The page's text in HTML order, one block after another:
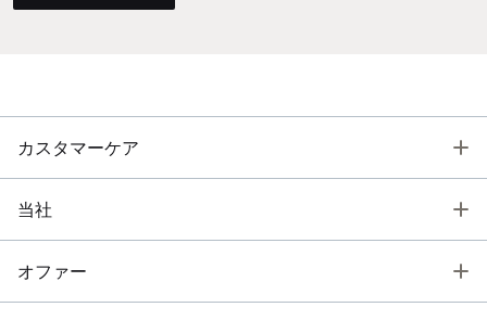
カスタマーケア
当社
オファー